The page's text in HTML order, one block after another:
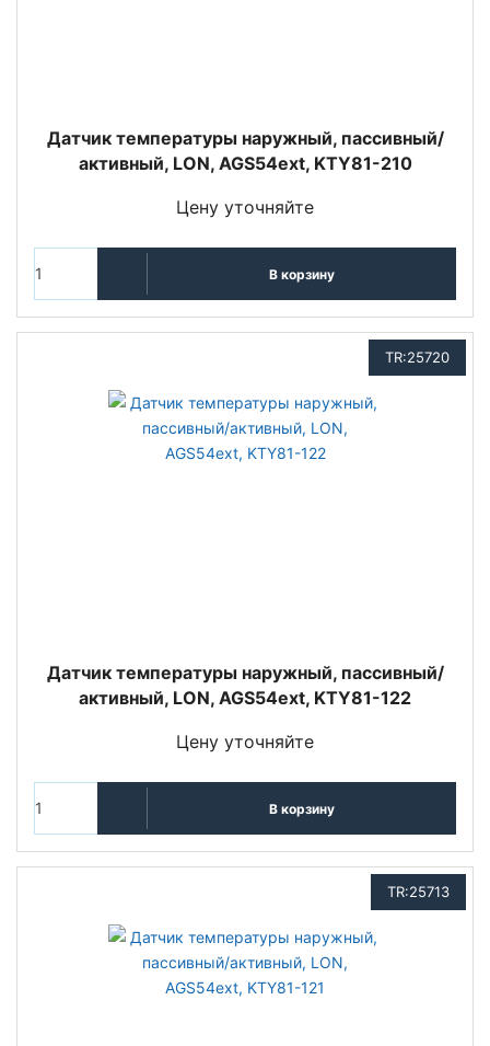
Датчик температуры наружный, пассивный/
активный, LON, AGS54ext, KTY81-210
Цену уточняйте
В корзину
TR:25720
Датчик температуры наружный, пассивный/
активный, LON, AGS54ext, KTY81-122
Цену уточняйте
В корзину
TR:25713